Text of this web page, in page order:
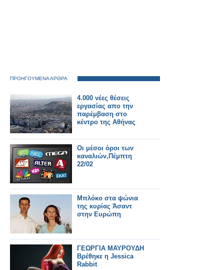
ΠΡΟΗΓΟΥΜΕΝΑ ΑΡΘΡΑ
4.000 νέες θέσεις
εργασίας απο την
παρέμβαση στο
κέντρο της Αθήνας
Οι μέσοι όροι των
καναλιών,Πέμπτη
22/02
Μπλόκο στα ψώνια
της κυρίας Άσαντ
στην Ευρώπη
ΓΕΩΡΓΙΑ ΜΑΥΡΟΥΔΗ
Βρέθηκε η Jessica
Rabbit